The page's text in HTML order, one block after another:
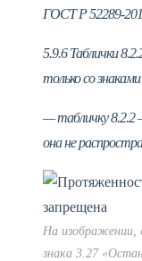
ГОСТ Р 52289-
5.9.6 Таблички
только со
— табличку 8.2.2
она не
На изображении,
знака 3.27